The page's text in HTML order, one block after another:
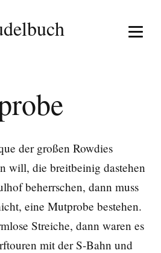
Menü
der großen Rowdies
will, die breitbeinig dastehen
beherrschen, dann muss
eine Mutprobe bestehen.
Streiche, dann waren es
mit der S-Bahn und